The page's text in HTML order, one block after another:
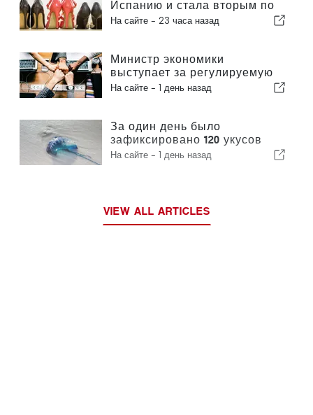
Испанию и стала вторым по
величине производителем
На сайте - 23 часа назад
Министр экономики
выступает за регулируемую
интеграцию и гарантирует
На сайте - 1 день назад
За один день было
зафиксировано 120 укусов
португальского кораблика
На сайте - 1 день назад
VIEW ALL ARTICLES